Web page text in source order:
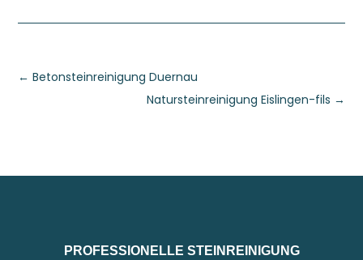
←Betonsteinreinigung Duernau
Natursteinreinigung Eislingen-fils →
PROFESSIONELLE STEINREINIGUNG